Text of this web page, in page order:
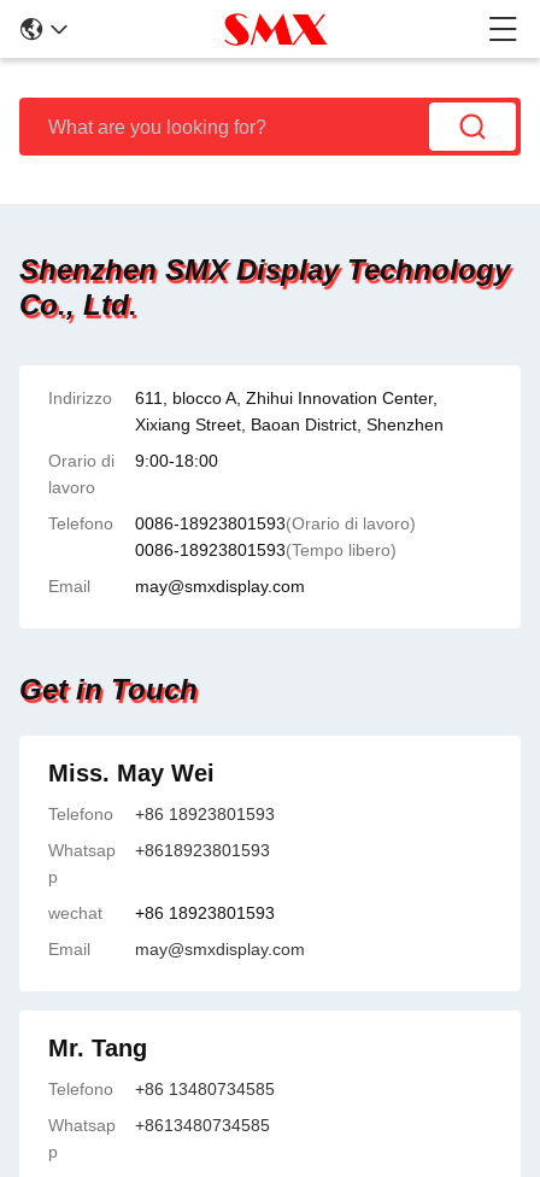
Shenzhen SMX Display Technology
Co., Ltd.
Indirizzo
611, blocco A, Zhihui Innovation Center,
Xixiang Street, Baoan District, Shenzhen
Orario di
lavoro
9:00-18:00
Telefono 0086-18923801593(Orario di lavoro)
0086-18923801593(Tempo libero)
Email
may@smxdisplay.com
Get in Touch
Miss. May Wei
Telefono
+86 18923801593
Whatsap
p
+8618923801593
wechat
+86 18923801593
Email
may@smxdisplay.com
Mr. Tang
Telefono
+86 13480734585
Whatsap
p
+8613480734585